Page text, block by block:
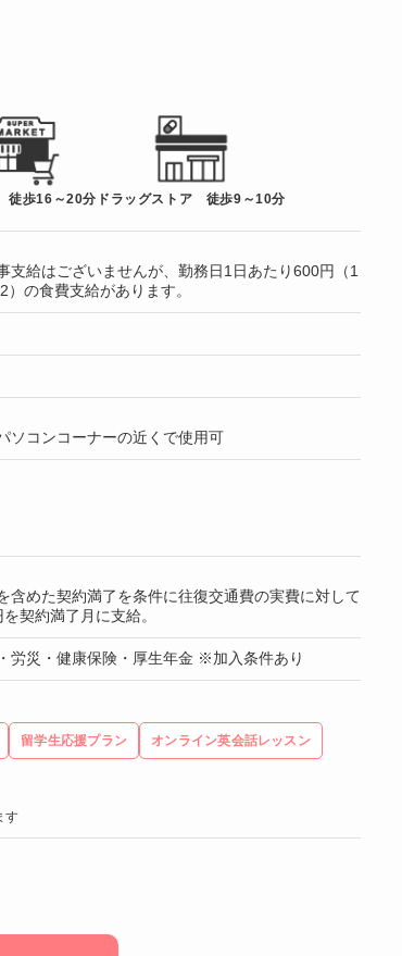
徒歩16～20分 ドラッグストア 徒歩9～10分
支給はございませんが、勤務日1日あたり600円（1
）の食費支給があります。
ソコンコーナーの近くで使用可
含めた契約満了を条件に往復交通費の実費に対して
を契約満了月に支給。
労災・健康保険・厚生年金 ※加入条件あり
留学生応援プラン オンライン英会話レッスン
す